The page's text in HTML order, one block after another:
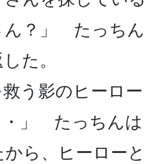
？」　たっちん
た。
救う影のヒーロー
」　たっちんは
ら、ヒーローと